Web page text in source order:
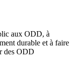
aux ODD, à
durable et à faire
des ODD